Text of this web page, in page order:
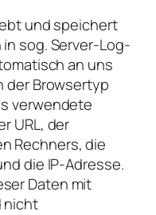
und speichert
sog. Server-Log-
an uns
der Browsertyp
verwendete
URL, der
Rechners, die
die IP-Adresse.
Daten mit
nicht